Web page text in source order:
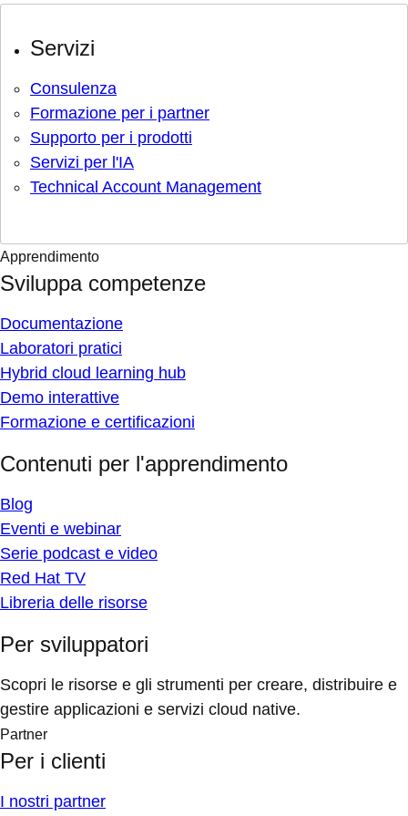
Servizi
Consulenza
Formazione per i partner
Supporto per i prodotti
Servizi per l'IA
Technical Account Management
Apprendimento
Sviluppa competenze
Documentazione
Laboratori pratici
Hybrid cloud learning hub
Demo interattive
Formazione e certificazioni
Contenuti per l'apprendimento
Blog
Eventi e webinar
Serie podcast e video
Red Hat TV
Libreria delle risorse
Per sviluppatori
Scopri le risorse e gli strumenti per creare, distribuire e
gestire applicazioni e servizi cloud native.
Partner
Per i clienti
I nostri partner